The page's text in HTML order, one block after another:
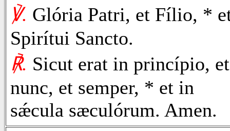
℣. Glória Patri, et Fílio, *
Spirítui Sancto.
℟. Sicut erat in princípio, et
nunc, et semper, * et in
sǽcula sæculórum. Amen.